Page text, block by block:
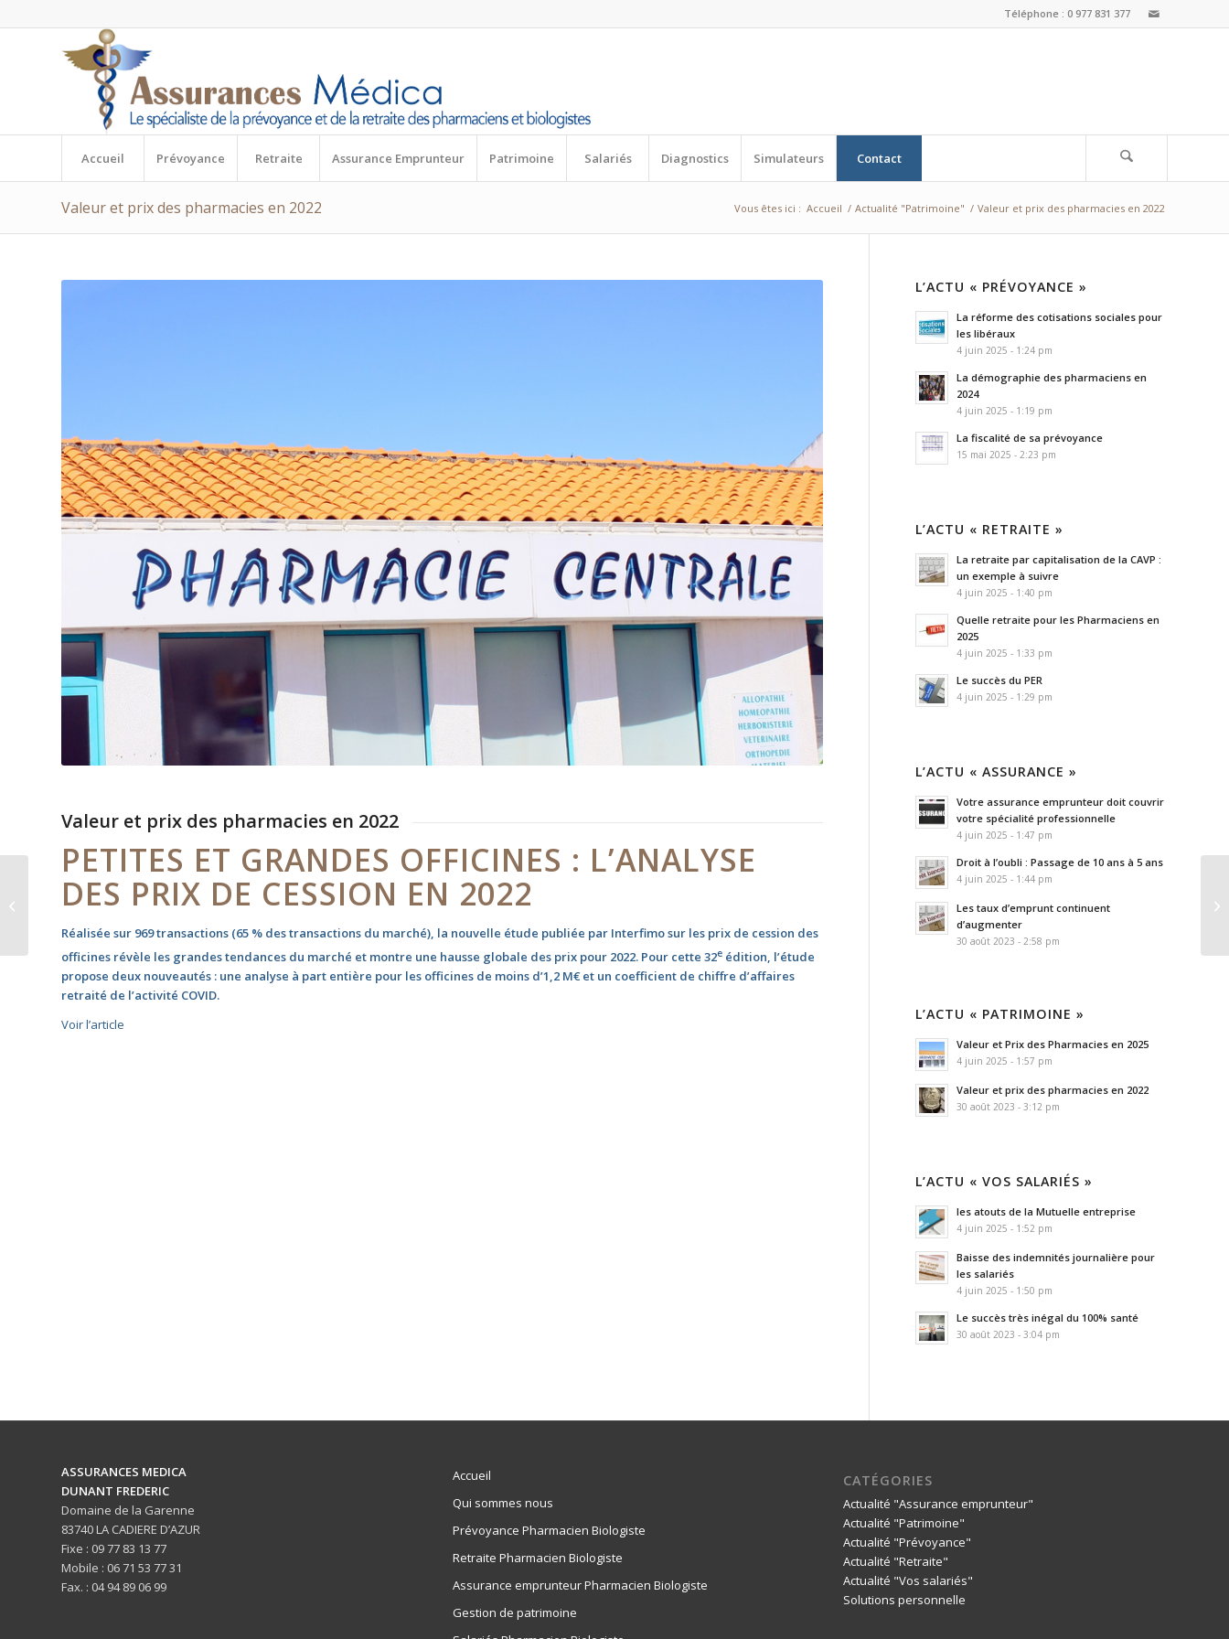
Téléphone : 0 977 831 377
Accueil Prévoyance Retraite Assurance Emprunteur Patrimoine Salariés Diagnostics Simulateurs Contact
Valeur et prix des pharmacies en 2022 Vous êtes ici : Accueil / Actualité "Patrimoine" / Valeur et prix des pharmacies en 2022
Valeur et prix des pharmacies en 2022
PETITES ET GRANDES OFFICINES : L’ANALYSE
DES PRIX DE CESSION EN 2022
Réalisée sur 969 transactions (65 % des transactions du marché), la nouvelle étude publiée par Interfimo sur les prix de cession des
officines révèle les grandes tendances du marché et montre une hausse globale des prix pour 2022. Pour cette 32e édition, l’étude
propose deux nouveautés : une analyse à part entière pour les officines de moins d’1,2 M€ et un coefficient de chiffre d’affaires
retraité de l’activité COVID.
Voir l’article
L’ACTU « PRÉVOYANCE »
La réforme des cotisations sociales pour
les libéraux
4 juin 2025 - 1:24 pm
La démographie des pharmaciens en
2024
4 juin 2025 - 1:19 pm
La fiscalité de sa prévoyance
15 mai 2025 - 2:23 pm
L’ACTU « RETRAITE »
La retraite par capitalisation de la CAVP :
un exemple à suivre
4 juin 2025 - 1:40 pm
Quelle retraite pour les Pharmaciens en
2025
4 juin 2025 - 1:33 pm
Le succès du PER
4 juin 2025 - 1:29 pm
L’ACTU « ASSURANCE »
Votre assurance emprunteur doit couvrir
votre spécialité professionnelle
4 juin 2025 - 1:47 pm
Droit à l’oubli : Passage de 10 ans à 5 ans
4 juin 2025 - 1:44 pm
Les taux d’emprunt continuent
d’augmenter
30 août 2023 - 2:58 pm
L’ACTU « PATRIMOINE »
Valeur et Prix des Pharmacies en 2025
4 juin 2025 - 1:57 pm
Valeur et prix des pharmacies en 2022
30 août 2023 - 3:12 pm
L’ACTU « VOS SALARIÉS »
les atouts de la Mutuelle entreprise
4 juin 2025 - 1:52 pm
Baisse des indemnités journalière pour
les salariés
4 juin 2025 - 1:50 pm
Le succès très inégal du 100% santé
30 août 2023 - 3:04 pm
ASSURANCES MEDICA
DUNANT FREDERIC
Domaine de la Garenne
83740 LA CADIERE D’AZUR
Fixe : 09 77 83 13 77
Mobile : 06 71 53 77 31
Fax. : 04 94 89 06 99
Accueil
Qui sommes nous
Prévoyance Pharmacien Biologiste
Retraite Pharmacien Biologiste
Assurance emprunteur Pharmacien Biologiste
Gestion de patrimoine
CATÉGORIES
Actualité "Assurance emprunteur"
Actualité "Patrimoine"
Actualité "Prévoyance"
Actualité "Retraite"
Actualité "Vos salariés"
Solutions personnelle
Le succès très inégal